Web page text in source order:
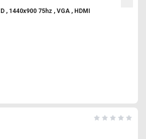
, 1440x900 75hz , VGA , HDMI